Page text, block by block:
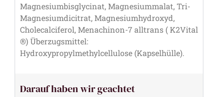
Magnesiumbisglycinat, Magnesiummalat, Tri-
Magnesiumdicitrat, Magnesiumhydroxyd,
Cholecalciferol, Menachinon-7 alltrans ( K2Vital
®) Überzugsmittel:
Hydroxypropylmethylcellulose (Kapselhülle).
Darauf haben wir geachtet